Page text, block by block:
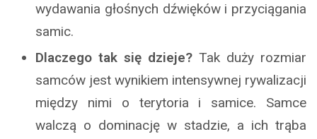
wydawania głośnych dźwięków i przyciągania
samic.
Dlaczego tak się dzieje? Tak duży rozmiar
samców jest wynikiem intensywnej rywalizacji
między nimi o terytoria i samice. Samce
walczą o dominację w stadzie, a ich trąba